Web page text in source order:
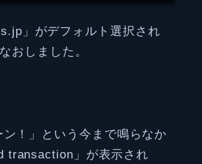
」がデフォルト選択され
おしました。
！」という今まで鳴らなか
transaction」が表示され